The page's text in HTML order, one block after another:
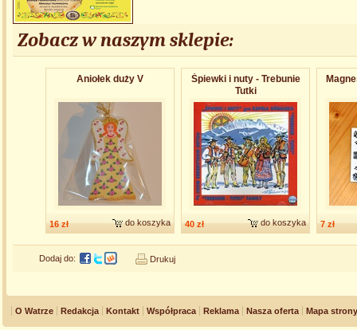
Zobacz w naszym sklepie:
Aniołek duży V
16 zł do koszyka
Śpiewki i nuty - Trebunie
Tutki
40 zł do koszyka 7 zł
Dodaj do: Drukuj
O Watrze Redakcja Kontakt Współpraca Reklama Nasza oferta Mapa strony